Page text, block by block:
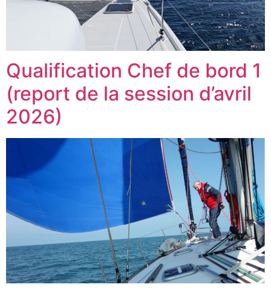
Qualification Chef de bord 1
(report de la session d’avril
2026)